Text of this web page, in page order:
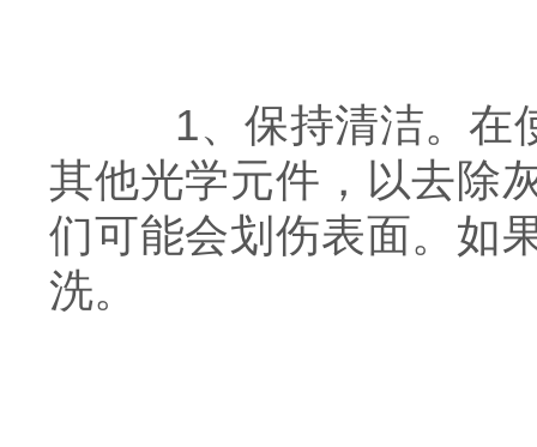
1、保持清洁。在使
其他光学元件，以去除
们可能会划伤表面。如
洗。